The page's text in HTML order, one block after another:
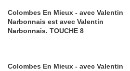
Colombes En Mieux - avec Valentin
Narbonnais est avec Valentin
Narbonnais. TOUCHE 8
Colombes En Mieux - avec Valentin